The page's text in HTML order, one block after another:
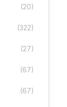
(20)
(322)
(27)
(67)
(67)